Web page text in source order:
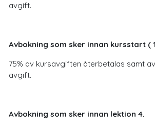
avgift.
Avbokning som sker innan kursstart (
75% av kursavgiften återbetalas samt
avgift.
Avbokning som sker innan lektion 4.